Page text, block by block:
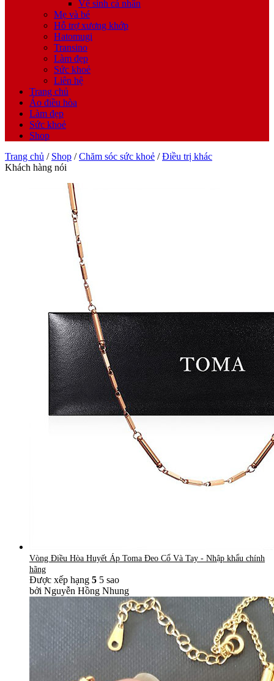
Vệ sinh cá nhân
Mẹ và bé
Hỗ trợ xương khớp
Hatomugi
Transino
Làm đẹp
Sức khoẻ
Liên hệ
Trang chủ
Áo điều hòa
Làm đẹp
Sức khoẻ
Shop
Trang chủ / Shop / Chăm sóc sức khoẻ / Điều trị khác
Khách hàng nói
Vòng Điều Hòa Huyết Áp Toma Đeo Cổ Và Tay - Nhập khẩu chính
hãng
Được xếp hạng 5 5 sao
bởi Nguyễn Hồng Nhung